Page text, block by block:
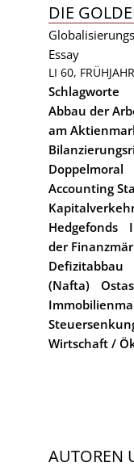
DIE
Essay
LI 60,
Schlagworte
Abbau der
am
Doppelmoral
Accounting
Hedgefonds
der
Defizitabbau
(Nafta)
Wirtschaft /
AUTOREN